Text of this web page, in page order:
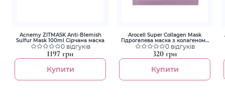
Acnemy ZITMASK Anti-Blemish
Sulfur Mask 100ml Сірчана маска
0 відгуків
1197 грн
Купити
Arocell Super Collagen Mask
Гідрогелева маска з колагеном і
пептидами для ліфтингу та
зволоження
0 відгуків
320 грн
Купити